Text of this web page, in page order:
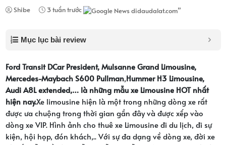
Shibe 3 tuần trước
Mục lục bài review
Ford Transit DCar President, Mulsanne Grand Limousine,
Mercedes-Maybach S600 Pullman,Hummer H3 Limousine,
Audi A8L extended,… là những mẫu xe Limousine HOT nhất
hiện nay.Xe limousine hiện là một trong những dòng xe rất
được ưa chuộng trong thời gian gần đây và được xếp vào
dòng xe VIP. Hình ảnh cho thuê xe Limousine đi du lịch, đi sự
kiện, hội họp, đón khách,.. Với sự đa dạng về dòng xe, đời xe